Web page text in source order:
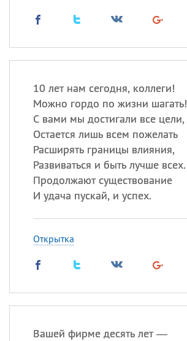
10 лет нам сегодня, коллеги!
Можно гордо по жизни шагать!
С вами мы достигали все цели,
Остается лишь всем пожелать
Расширять границы влияния,
Развиваться и быть лучше всех.
Продолжают существование
И удача пускай, и успех.
Открытка
Вашей фирме десять лет —